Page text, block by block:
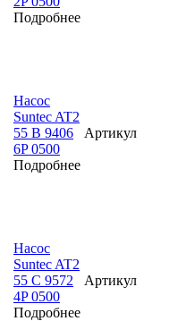
Подробнее
Насос
Suntec AT2
55 B 9406
6P 0500
Подробнее
Артикул
Насос
Suntec AT2
55 C 9572
4P 0500
Подробнее
Артикул